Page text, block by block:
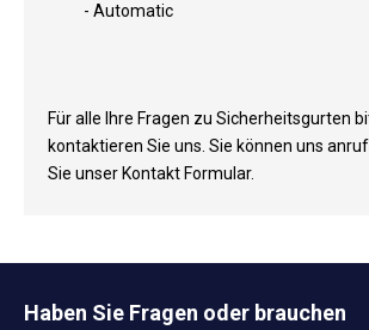
- Automatic
Für alle Ihre Fragen zu Sicherheitsgurten
kontaktieren Sie uns. Sie können uns
Sie unser Kontakt Formular.
Haben Sie Fragen oder brauchen